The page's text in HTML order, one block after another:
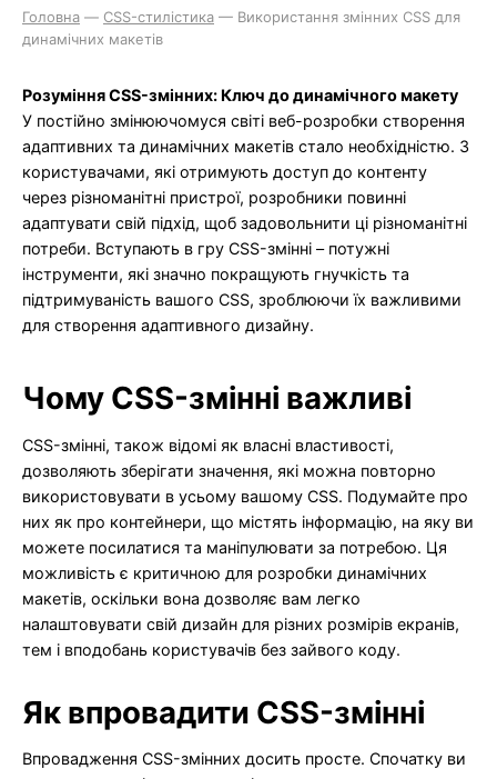
Головна — CSS-стилістика — Використання змінних CSS для
динамічних макетів
Розуміння CSS-змінних: Ключ до динамічного макету
У постійно змінюючомуся світі веб-розробки створення
адаптивних та динамічних макетів стало необхідністю. З
користувачами, які отримують доступ до контенту
через різноманітні пристрої, розробники повинні
адаптувати свій підхід, щоб задовольнити ці різноманітні
потреби. Вступають в гру CSS-змінні – потужні
інструменти, які значно покращують гнучкість та
підтримуваність вашого CSS, зроблюючи їх важливими
для створення адаптивного дизайну.
Чому CSS-змінні важливі
CSS-змінні, також відомі як власні властивості,
дозволяють зберігати значення, які можна повторно
використовувати в усьому вашому CSS. Подумайте про
них як про контейнери, що містять інформацію, на яку ви
можете посилатися та маніпулювати за потребою. Ця
можливість є критичною для розробки динамічних
макетів, оскільки вона дозволяє вам легко
налаштовувати свій дизайн для різних розмірів екранів,
тем і вподобань користувачів без зайвого коду.
Як впровадити CSS-змінні
Впровадження CSS-змінних досить просте. Спочатку ви